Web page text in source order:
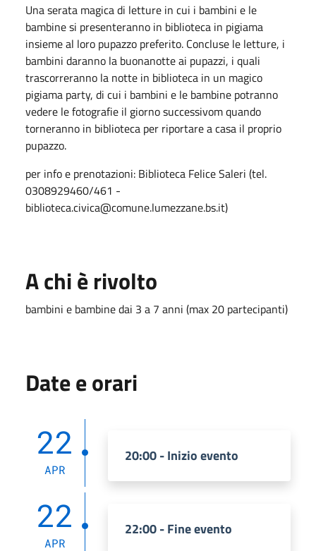
Una serata magica di letture in cui i bambini e le
bambine si presenteranno in biblioteca in pigiama
insieme al loro pupazzo preferito. Concluse le letture, i
bambini daranno la buonanotte ai pupazzi, i quali
trascorreranno la notte in biblioteca in un magico
pigiama party, di cui i bambini e le bambine potranno
vedere le fotografie il giorno successivom quando
torneranno in biblioteca per riportare a casa il proprio
pupazzo.
per info e prenotazioni: Biblioteca Felice Saleri (tel.
0308929460/461 -
biblioteca.civica@comune.lumezzane.bs.it)
A chi è rivolto
bambini e bambine dai 3 a 7 anni (max 20 partecipanti)
Date e orari
22
APR
20:00 - Inizio evento
22
APR
22:00 - Fine evento